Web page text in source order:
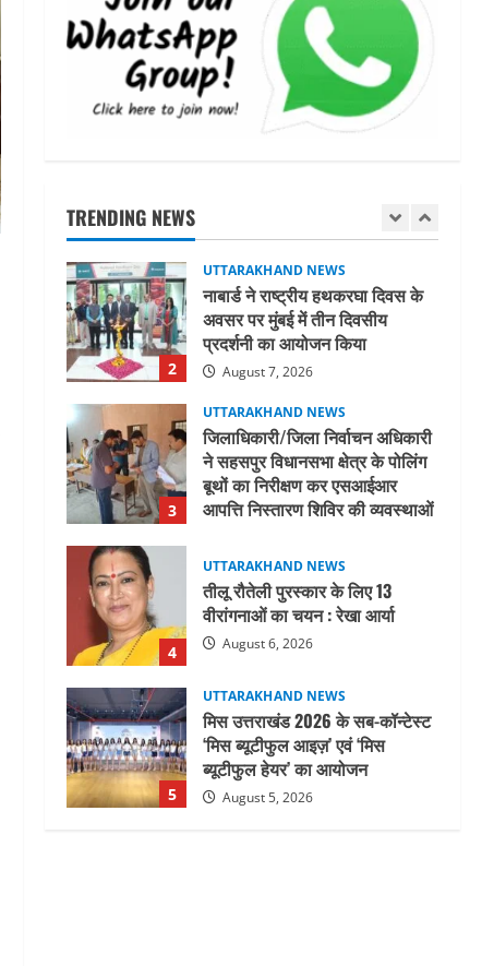
TRENDING NEWS
5
मिस उत्तराखंड 2026 के सब-कॉन्टेस्ट
‘मिस ब्यूटीफुल आइज़’ एवं ‘मिस
ब्यूटीफुल हेयर’ का आयोजन
August 5, 2026
1
UTTARAKHAND NEWS
नियमावली-2026 को मिली मंजूरी
August 7, 2026
2
UTTARAKHAND NEWS
नाबार्ड ने राष्ट्रीय हथकरघा दिवस के
अवसर पर मुंबई में तीन दिवसीय
प्रदर्शनी का आयोजन किया
August 7, 2026
3
UTTARAKHAND NEWS
जिलाधिकारी/जिला निर्वाचन अधिकारी
ने सहसपुर विधानसभा क्षेत्र के पोलिंग
बूथों का निरीक्षण कर एसआईआर
आपत्ति निस्तारण शिविर की व्यवस्थाओं
August 6, 2026
4
UTTARAKHAND NEWS
तीलू रौतेली पुरस्कार के लिए 13
वीरांगनाओं का चयन : रेखा आर्या
August 6, 2026
5
UTTARAKHAND NEWS
मिस उत्तराखंड 2026 के सब-कॉन्टेस्ट
‘मिस ब्यूटीफुल आइज़’ एवं ‘मिस
ब्यूटीफुल हेयर’ का आयोजन
August 5, 2026